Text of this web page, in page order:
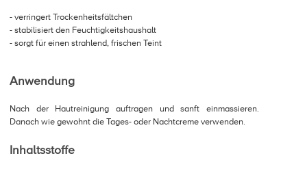
- verringert Trockenheitsfältchen
- stabilisiert den Feuchtigkeitshaushalt
- sorgt für einen strahlend, frischen Teint
Anwendung
Nach der Hautreinigung auftragen und sanft einmassieren.
Danach wie gewohnt die Tages- oder Nachtcreme verwenden.
Inhaltsstoffe